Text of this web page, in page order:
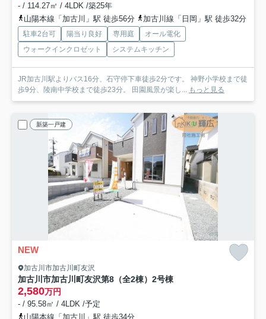
- / 114.27㎡ / 4LDK /築25年
山陽本線「加古川」駅 徒歩56分
加古川線「日岡」駅 徒歩32分
駐車2台可 陽当り良好 専用庭
オール電化
ウォークインクロゼット
システムキッチン
JR加古川駅よりバス16分、石守停下車徒歩2分です。 神野小学校まで徒
歩9分、陵南中学校まで徒歩23分。 田園風景が楽し... もっと見る
新築一戸建
NEW
加古川市加古川町友沢
加古川市加古川町友沢第8（全2棟）2号棟
2,580万円
- / 95.58㎡ / 4LDK /予定
山陽本線「加古川」駅 徒歩34分